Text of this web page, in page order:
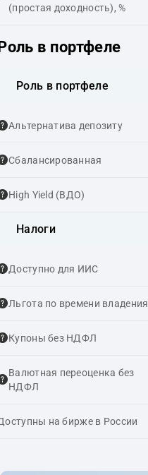
(простая доходность), %
в портфеле
Роль в портфеле
Альтернатива депозиту
Сбалансированная
High Yield (ВДО)
Налоги
Доступно для ИИС
Льгота по времени владения
Купоны без НДФЛ
Валютная переоценка без
НДФЛ
на бирже в России